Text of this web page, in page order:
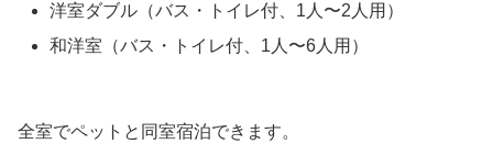
洋室ダブル（バス・トイレ付、1人〜2人用）
和洋室（バス・トイレ付、1人〜6人用）
全室でペットと同室宿泊できます。